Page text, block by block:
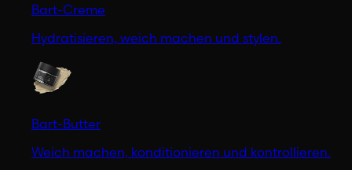
Bart-Creme
Hydratisieren, weich machen und stylen.
Bart-Butter
Weich machen, konditionieren und kontrollieren.